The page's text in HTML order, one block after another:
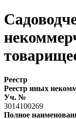
Реестр
Реестр иных
Уч. №
3014100269
Полное